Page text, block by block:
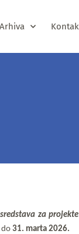
Arhiva
za
do 31. marta 2026.